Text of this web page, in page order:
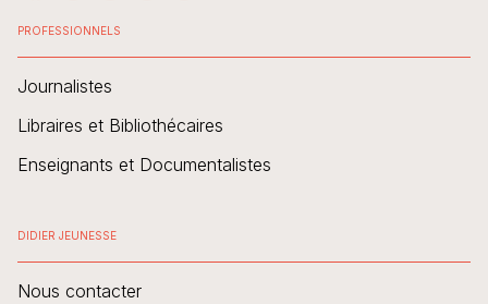
PROFESSIONNELS
Journalistes
Libraires et Bibliothécaires
Enseignants et Documentalistes
DIDIER JEUNESSE
Nous contacter